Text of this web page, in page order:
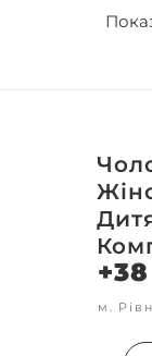
Поло
Кофти
Кофти
Про
Друк
м.